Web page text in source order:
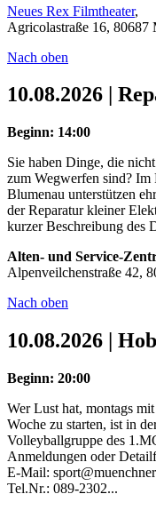
Neues Rex Filmtheater,
Agricolastraße 16, 80687
Nach oben
10.08.2026 |
Beginn: 14:00
Sie haben Dinge, die
zum Wegwerfen sind?
Blumenau unterstützen
der Reparatur kleiner
kurzer Beschreibung des
Alten- und Service-
Alpenveilchenstraße 42,
Nach oben
10.08.2026 |
Beginn: 20:00
Wer Lust hat, montags
Woche zu starten, ist in
Volleyballgruppe des
Anmeldungen oder
E-Mail:
Tel.Nr.: 089-2302...